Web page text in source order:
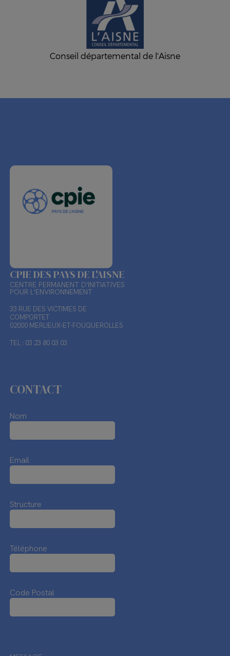
Conseil départemental de l'Aisne
CPIE DES PAYS DE L'AISNE
CENTRE PERMANENT D'INITIATIVES
POUR L'ENVIRONNEMENT
33 RUE DES VICTIMES DE
COMPORTET
02000 MERLIEUX-ET-FOUQUEROLLES
TEL : 03 23 80 03 03
CONTACT
Nom
Email
Structure
Téléphone
Code Postal